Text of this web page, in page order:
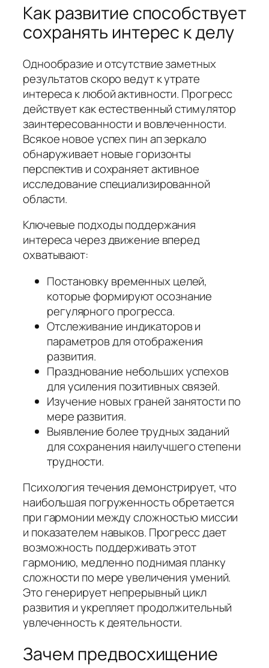
Как развитие способствует
сохранять интерес к делу
Однообразие и отсутствие заметных
результатов скоро ведут к утрате
интереса к любой активности. Прогресс
действует как естественный стимулятор
заинтересованности и вовлеченности.
Всякое новое успех пин ап зеркало
обнаруживает новые горизонты
перспектив и сохраняет активное
исследование специализированной
области.
Ключевые подходы поддержания
интереса через движение вперед
охватывают:
Постановку временных целей,
которые формируют осознание
регулярного прогресса.
Отслеживание индикаторов и
параметров для отображения
развития.
Празднование небольших успехов
для усиления позитивных связей.
Изучение новых граней занятости по
мере развития.
Выявление более трудных заданий
для сохранения наилучшего степени
трудности.
Психология течения демонстрирует, что
наибольшая погруженность обретается
при гармонии между сложностью миссии
и показателем навыков. Прогресс дает
возможность поддерживать этот
гармонию, медленно поднимая планку
сложности по мере увеличения умений.
Это генерирует непрерывный цикл
развития и укрепляет продолжительный
увлеченность к деятельности.
Зачем предвосхищение